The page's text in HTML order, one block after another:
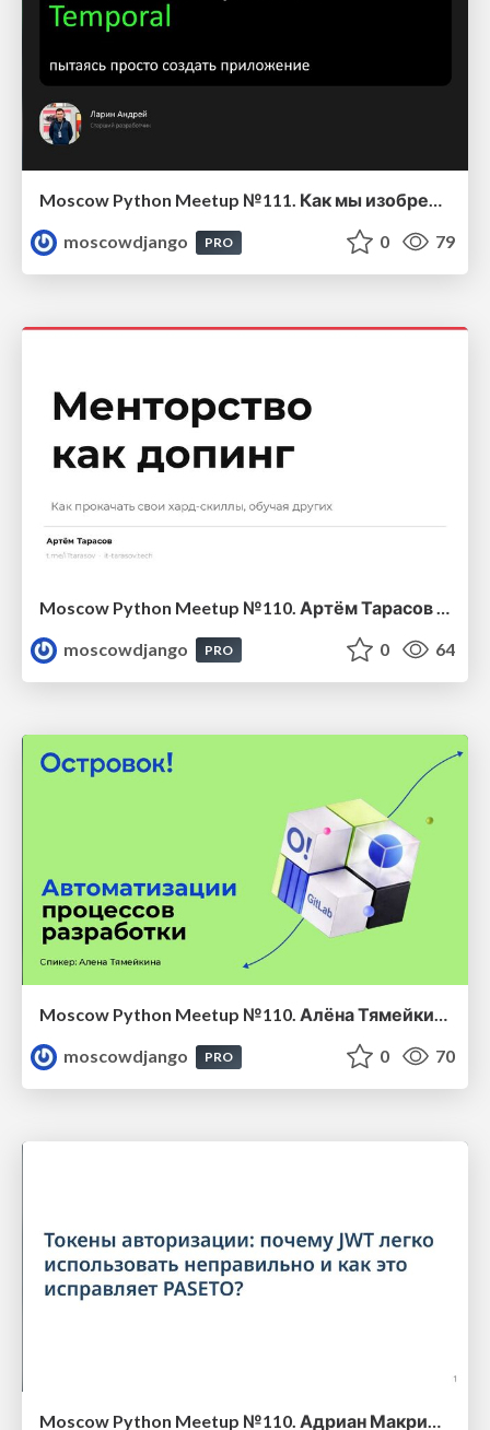
Moscow Python Meetup №111. Как мы изобретали Temporal, пытаясь просто создать приложение
moscowdjango
PRO 0 79
moscowdjango
PRO 0 64
Moscow Python Meetup №110. Алёна Тямейкина (Островок.ру, Python Developer). Автоматизации процессов разработки
moscowdjango
PRO 0 70
Moscow Python Meetup №110. Адриан Макриденко (ГК Астра Линукс, разработчик серверной части). Токены авторизации: почему JWT легко использовать неправильно и как это исправляет PASETO?